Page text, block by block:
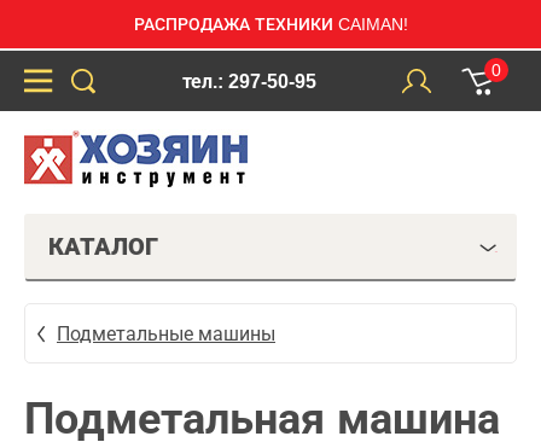
РАСПРОДАЖА ТЕХНИКИ CAIMAN!
тел.: 297-50-95
0
КАТАЛОГ
Подметальные машины
Подметальная машина